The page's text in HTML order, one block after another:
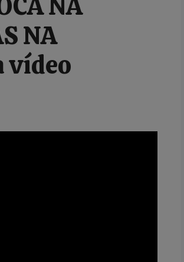
NA
vídeo